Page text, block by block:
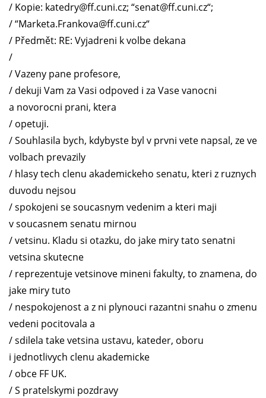
/ Kopie: katedry@ff.cuni.cz; “senat@ff.cuni.cz“;
/ “Marketa.Frankova@ff.cuni.cz“
/ Předmět: RE: Vyjadreni k volbe dekana
/
/ Vazeny pane profesore,
/ dekuji Vam za Vasi odpoved i za Vase vanocni
a novorocni prani, ktera
/ opetuji.
/ Souhlasila bych, kdybyste byl v prvni vete napsal, ze ve
volbach prevazily
/ hlasy tech clenu akademickeho senatu, kteri z ruznych
duvodu nejsou
/ spokojeni se soucasnym vedenim a kteri maji
v soucasnem senatu mirnou
/ vetsinu. Kladu si otazku, do jake miry tato senatni
vetsina skutecne
/ reprezentuje vetsinove mineni fakulty, to znamena, do
jake miry tuto
/ nespokojenost a z ni plynouci razantni snahu o zmenu
vedeni pocitovala a
/ sdilela take vetsina ustavu, kateder, oboru
i jednotlivych clenu akademicke
/ obce FF UK.
/ S pratelskymi pozdravy